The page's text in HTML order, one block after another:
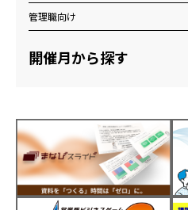
管理職向け
開催月から探す